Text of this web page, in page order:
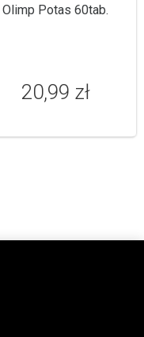
Olimp Potas 60tab.
20,99 zł